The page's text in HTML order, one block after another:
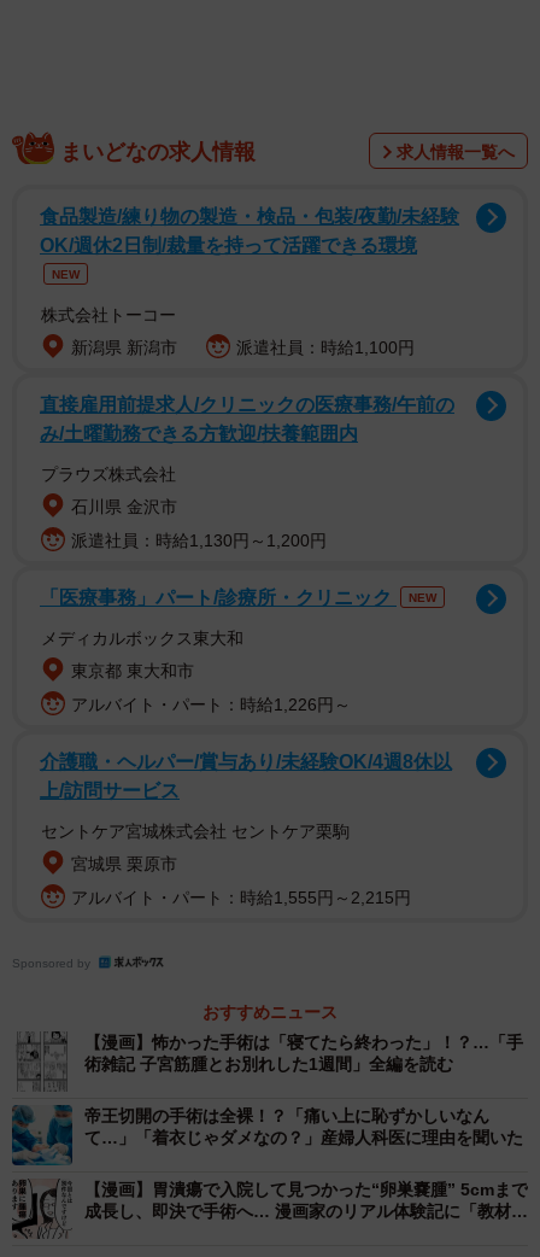
術後の感想は「怖くなかった」と語る青木さん (C)青木光恵
そもそも子宮筋腫とは、子宮にできる原因不明の良性の腫
れている決して珍しくない病気です。良性ではあるもの
の、大きさや発症した箇所によって「貧血」「腰痛」など
の不具合が起きることもあります。
まいどなの求人情報 求人情報一覧へ
食品製造/練り物の製造・検品・包装/夜勤/未経験
OK/週休2日制/裁量を持って活躍できる環境
NEW
株式会社トーコー
新潟県 新潟市
派遣社員：時給1,100円
直接雇用前提求人/クリニックの医療事務/午前の
み/土曜勤務できる方歓迎/扶養範囲内
プラウズ株式会社
石川県 金沢市
派遣社員：時給1,130円～1,200円
「医療事務」パート/診療所・クリニック NEW
メディカルボックス東大和
東京都 東大和市
アルバイト・パート：時給1,226円～
介護職・ヘルパー/賞与あり/未経験OK/4週8休以
上/訪問サービス
セントケア宮城株式会社 セントケア栗駒
宮城県 栗原市
アルバイト・パート：時給1,555円～2,215円
Sponsored by
おすすめニュース
【漫画】怖かった手術は「寝てたら終わった」！？…「手
術雑記 子宮筋腫とお別れした1週間」全編を読む
帝王切開の手術は全裸！？「痛い上に恥ずかしいなん
て…」「着衣じゃダメなの？」産婦人科医に理由を聞いた
【漫画】胃潰瘍で入院して見つかった“卵巣嚢腫” 5cmまで
成長し、即決で手術へ… 漫画家のリアル体験記に「教材に